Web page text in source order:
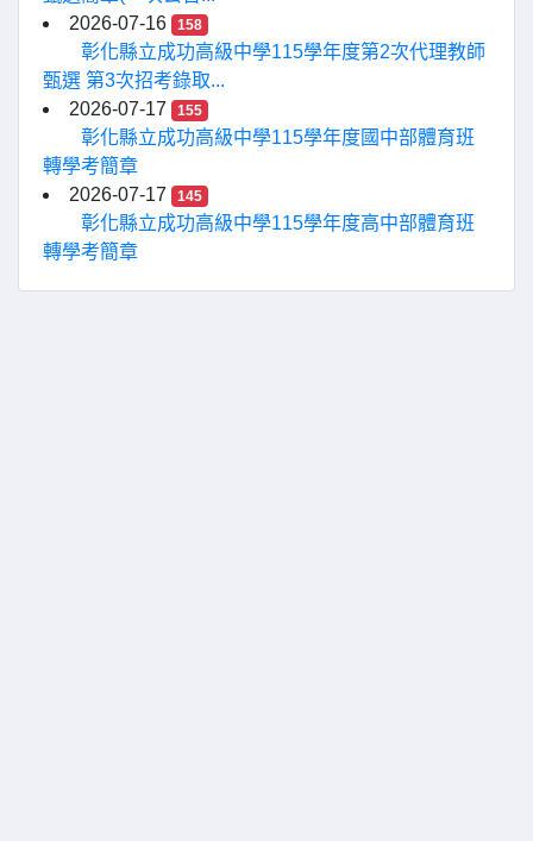
2026-07-16
158
彰化縣立成功高級中學115學年度第2次代理教師
甄選 第3次招考錄取...
2026-07-17
155
彰化縣立成功高級中學115學年度國中部體育班
轉學考簡章
2026-07-17
145
彰化縣立成功高級中學115學年度高中部體育班
轉學考簡章